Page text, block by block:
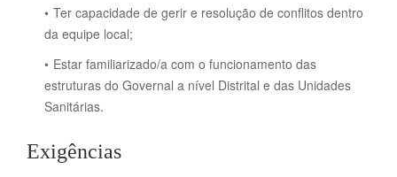
Ter capacidade de gerir e resolução de conflitos dentro
da equipe local;
Estar familiarizado/a com o funcionamento das
estruturas do Governal a nível Distrital e das Unidades
Sanitárias.
Exigências